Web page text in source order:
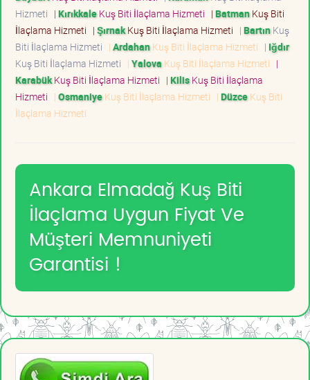
Hizmeti | KırıkkaleKuş Biti İlaçlama Hizmeti | BatmanKuş Biti
İlaçlama Hizmeti | ŞırnakKuş Biti İlaçlama Hizmeti | BartınKuş
Biti İlaçlama Hizmeti | ArdahanKuş Biti İlaçlama Hizmeti | Iğdır
Kuş Biti İlaçlama Hizmeti | Yalova Kuş Biti İlaçlama Hizmeti |
KarabükKuş Biti İlaçlama Hizmeti | KilisKuş Biti İlaçlama
Hizmeti | OsmaniyeKuş Biti İlaçlama Hizmeti | DüzceKuş Biti
İlaçlama Hizmeti
Ankara Elmadağ Kuş Biti
İlaçlama Uygun Fiyat Ve
Müşteri Memnuniyeti
Garantisi !